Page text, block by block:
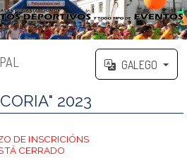
GALEGO
2023
DE INSCRICIÓNS
CERRADO